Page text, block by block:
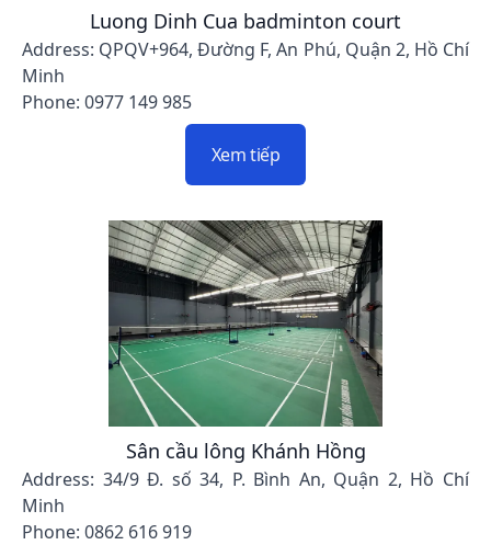
Luong Dinh Cua badminton court
Address: QPQV+964, Đường F, An Phú, Quận 2, Hồ Chí
Minh
Phone: 0977 149 985
Xem tiếp
Sân cầu lông Khánh Hồng
Address: 34/9 Đ. số 34, P. Bình An, Quận 2, Hồ Chí
Minh
Phone: 0862 616 919